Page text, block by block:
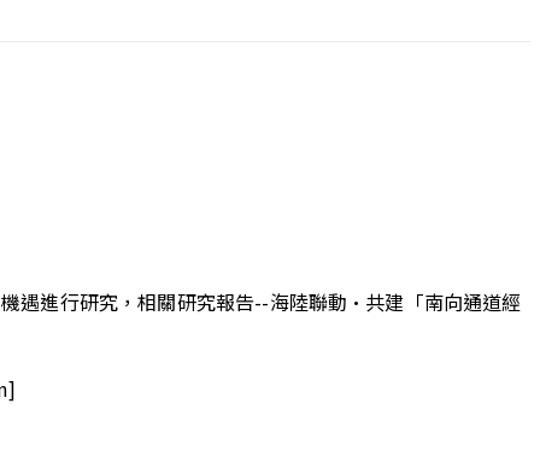
遇進行研究，相關研究報告--海陸聯動·共建「南向通道經